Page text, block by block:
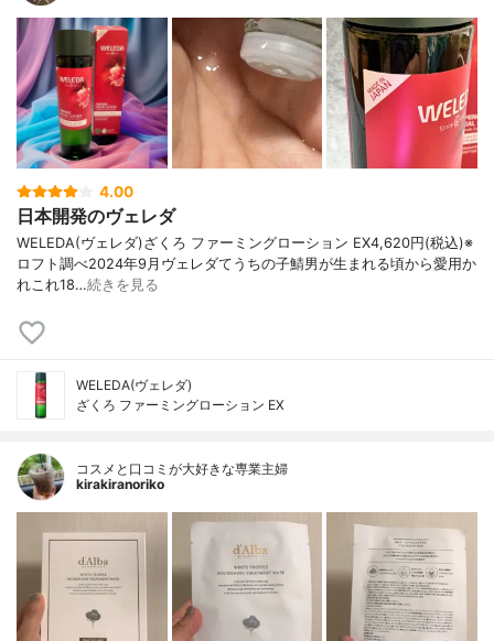
4.00
日本開発のヴェレダ
WELEDA(ヴェレダ)ざくろ ファーミングローション EX4,620円(税込)※
ロフト調べ2024年9月ヴェレダてうちの子鯖男が生まれる頃から愛用か
れこれ18…続きを見る
WELEDA(ヴェレダ)
ざくろ ファーミングローション EX
コスメと口コミが大好きな専業主婦
kirakiranoriko